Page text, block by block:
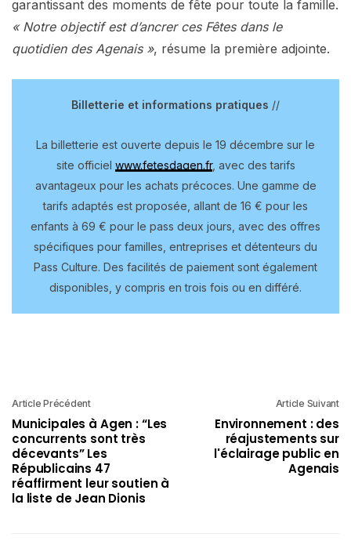
garantissant des moments de fête pour toute la famille.
« Notre objectif est d’ancrer ces Fêtes dans le
quotidien des Agenais », résume la première adjointe.
Billetterie et informations pratiques //
La billetterie est ouverte depuis le 19 décembre sur le
site officiel www.fetesdagen.fr, avec des tarifs
avantageux pour les achats précoces. Une gamme de
tarifs adaptés est proposée, allant de 16 € pour les
enfants à 69 € pour le pass deux jours, avec des offres
spécifiques pour familles, entreprises et détenteurs du
Pass Culture. Des facilités de paiement sont également
disponibles, y compris en trois fois ou en différé.
Article Précédent
Municipales à Agen : “Les
concurrents sont très
décevants” Les
Républicains 47
réaffirment leur soutien à
la liste de Jean Dionis
Article Suivant
Environnement : des
réajustements sur
l'éclairage public en
Agenais